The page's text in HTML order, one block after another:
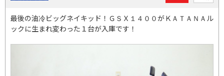
最後の油冷ビッグネイキッド！ＧＳＸ１４００がＫＡＴＡＮＡル
ックに生まれ変わった１台が入庫です！